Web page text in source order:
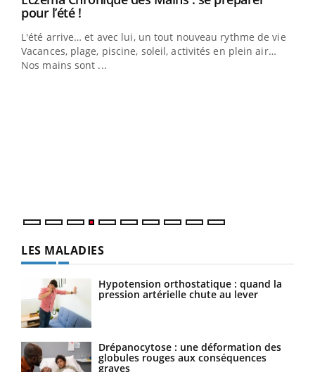
pour l’été !Youtube
L'été arrive… et avec lui, un tout nouveau rythme de vie !
Vacances, plage, piscine, soleil, activités en plein air…
Nos mains sont ...
LES MALADIES
Hypotension orthostatique : quand la
pression artérielle chute au lever
Drépanocytose : une déformation des
globules rouges aux conséquences
graves